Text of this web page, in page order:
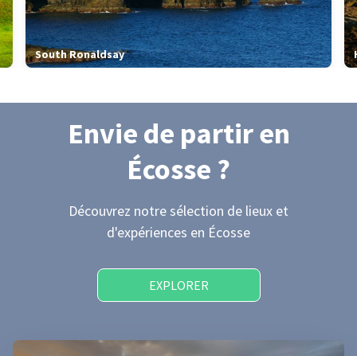
South Ronaldsay
Envie de partiren
Écosse ?
Découvrez notre sélection de lieux et
d'expériences en Écosse
EXPLORER